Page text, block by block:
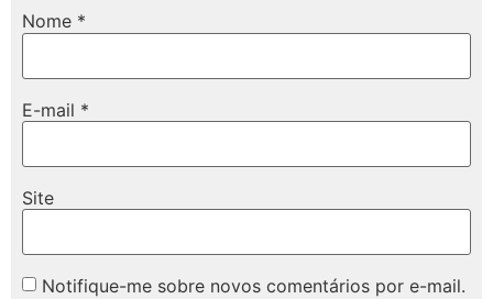
Nome *
E-mail *
Site
Notifique-me sobre novos comentários por e-mail.